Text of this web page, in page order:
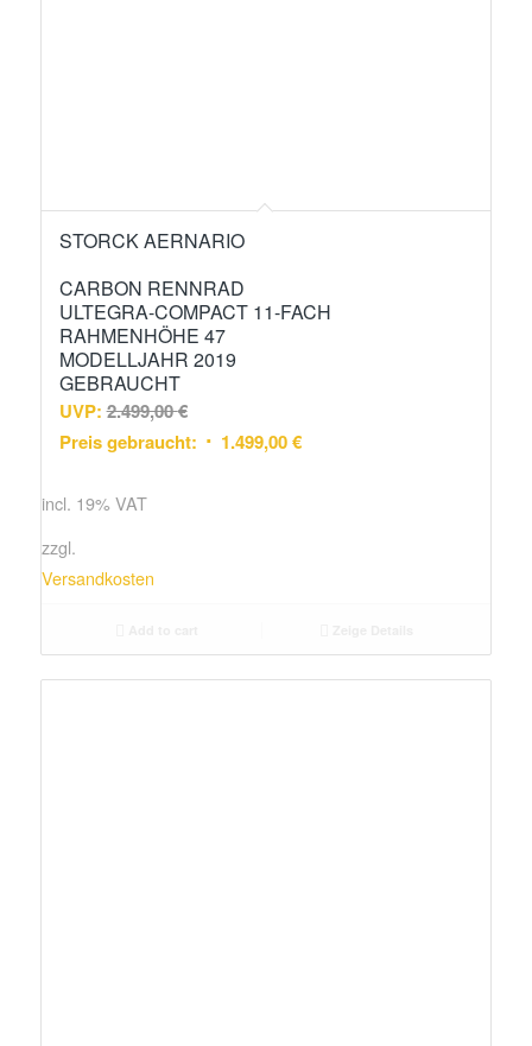
STORCK AERNARIO
CARBON RENNRAD
ULTEGRA-COMPACT 11-FACH
RAHMENHÖHE 47
MODELLJAHR 2019
GEBRAUCHT
UVP: 2.499,00€
Preis gebraucht:
1.499,00€
incl. 19% VAT
zzgl.
Versandkosten